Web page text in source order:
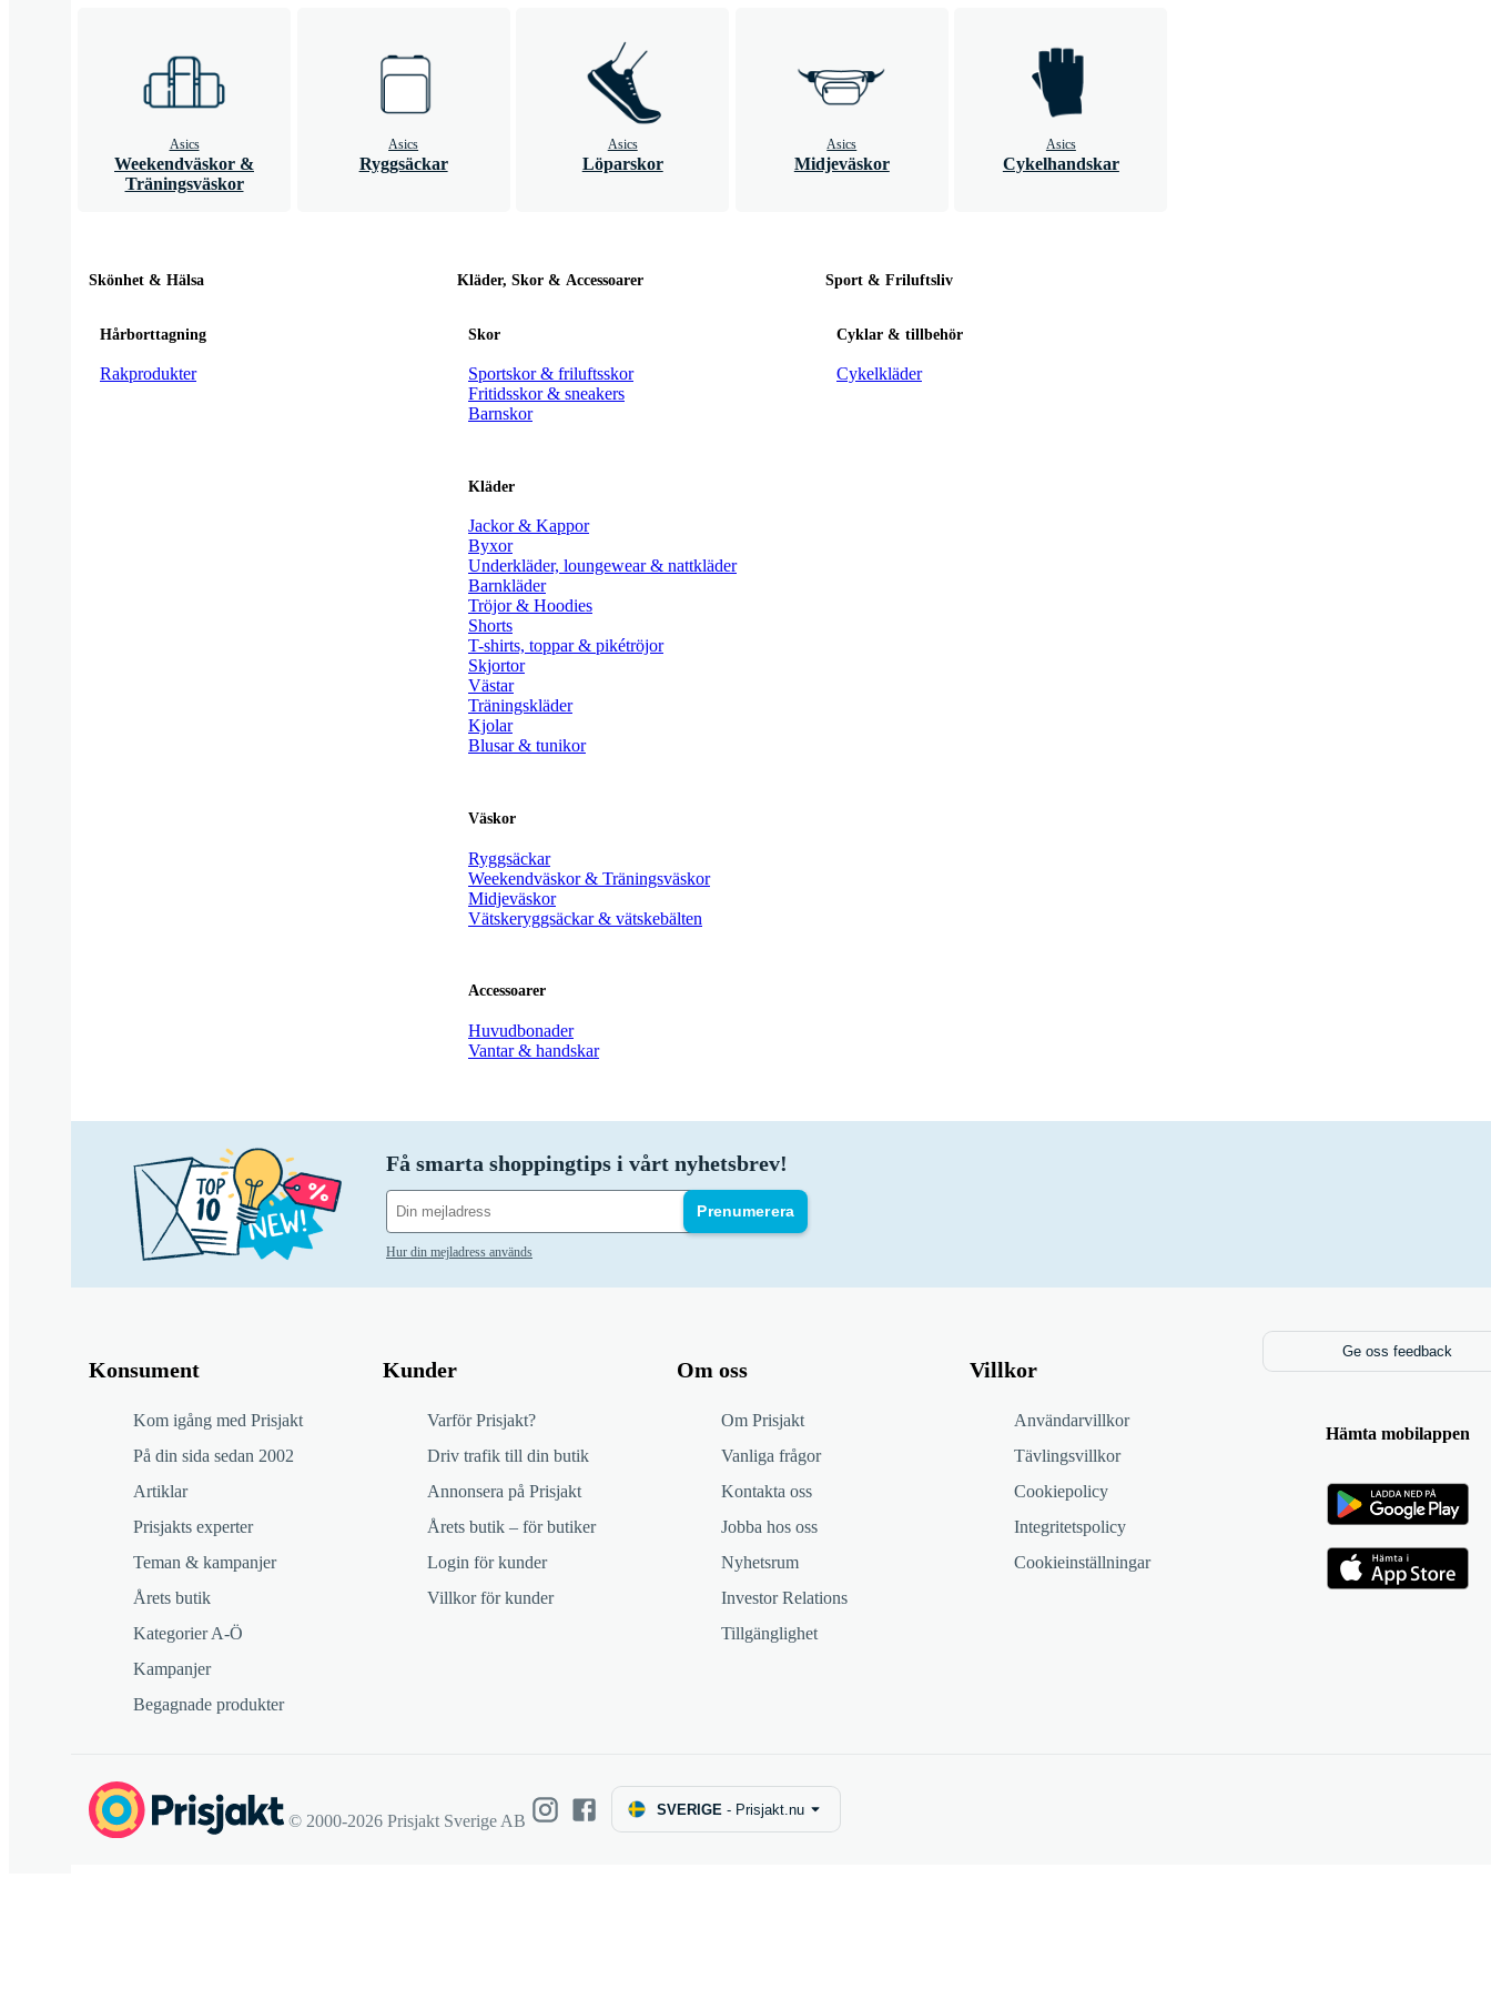
Asics
Weekendväskor &
Träningsväskor
Asics
Ryggsäckar
Asics
Löparskor
Asics
Midjeväskor
Asics
Cykelhandskar
Skönhet & Hälsa
Hårborttagning
Rakprodukter
Kläder, Skor & Accessoarer
Skor
Sportskor & friluftsskor
Fritidsskor & sneakers
Barnskor
Kläder
Jackor & Kappor
Byxor
Underkläder, loungewear & nattkläder
Barnkläder
Tröjor & Hoodies
Shorts
T-shirts, toppar & pikétröjor
Skjortor
Västar
Träningskläder
Kjolar
Blusar & tunikor
Väskor
Ryggsäckar
Weekendväskor & Träningsväskor
Midjeväskor
Vätskeryggsäckar & vätskebälten
Accessoarer
Huvudbonader
Vantar & handskar
Sport & Friluftsliv
Cyklar & tillbehör
Cykelkläder
Få smarta shoppingtips i vårt nyhetsbrev!
Prenumerera
Hur din mejladress används
Konsument
Kom igång med Prisjakt
På din sida sedan 2002
Artiklar
Prisjakts experter
Teman & kampanjer
Årets butik
Kategorier A-Ö
Kampanjer
Begagnade produkter
Kunder
Varför Prisjakt?
Driv trafik till din butik
Annonsera på Prisjakt
Årets butik – för butiker
Login för kunder
Villkor för kunder
Om oss
Om Prisjakt
Vanliga frågor
Kontakta oss
Jobba hos oss
Nyhetsrum
Investor Relations
Tillgänglighet
Villkor
Användarvillkor
Tävlingsvillkor
Cookiepolicy
Integritetspolicy
Cookieinställningar
Ge oss feedback
Hämta mobilappen
© 2000-2026 Prisjakt Sverige AB
SVERIGE - Prisjakt.nu